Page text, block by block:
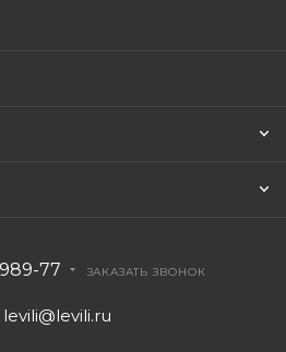
77 ЗАКАЗАТЬ ЗВОНОК
levili@levili.ru